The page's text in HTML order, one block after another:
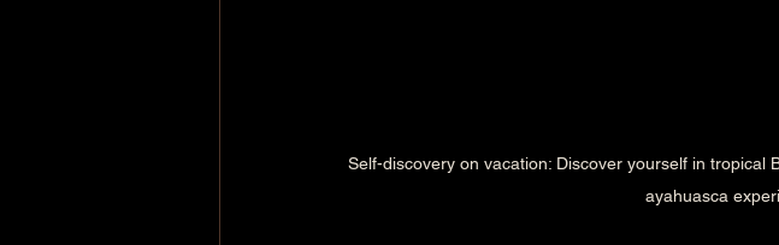
Self-discovery on vacation: Discover yourself in
ayahuasca